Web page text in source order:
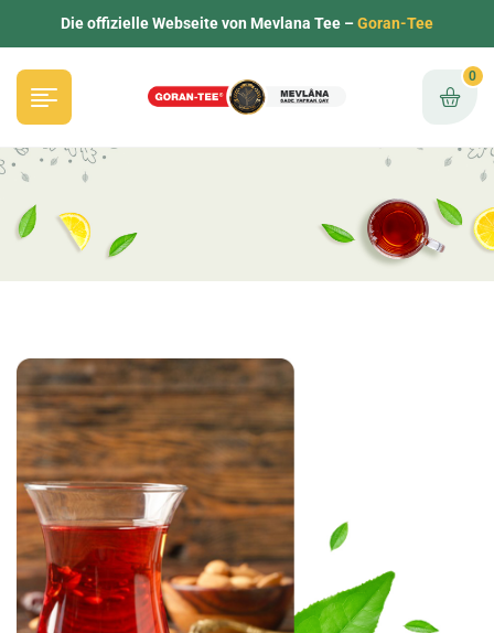
Die offizielle Webseite von Mevlana Tee –Goran-Tee
0